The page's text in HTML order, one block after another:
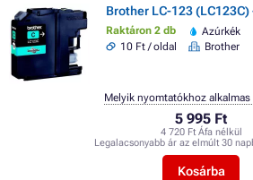
Brother LC-123
Raktáron 2 db Azúrkék
10 Ft / oldal
Brother
5 995 Ft
4 720 Ft Áfa nélkül
Legalacsonyabb ár az elmúlt 30
Kosárba
Melyik nyomtatókhoz alkalmas